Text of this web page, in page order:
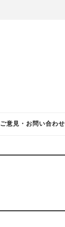
ご意見・お問い合わせ